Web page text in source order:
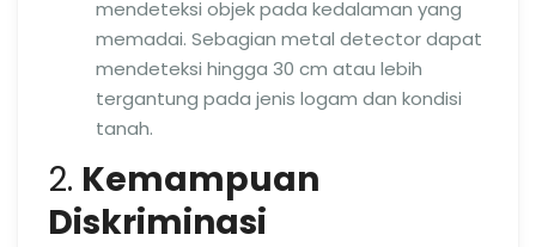
mendeteksi objek pada kedalaman yang
memadai. Sebagian metal detector dapat
mendeteksi hingga 30 cm atau lebih
tergantung pada jenis logam dan kondisi
tanah.
2. Kemampuan
Diskriminasi